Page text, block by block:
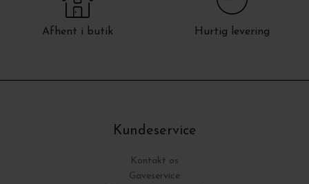
Afhent i butik Hurtig levering
Kundeservice
Kontakt os
Gaveservice